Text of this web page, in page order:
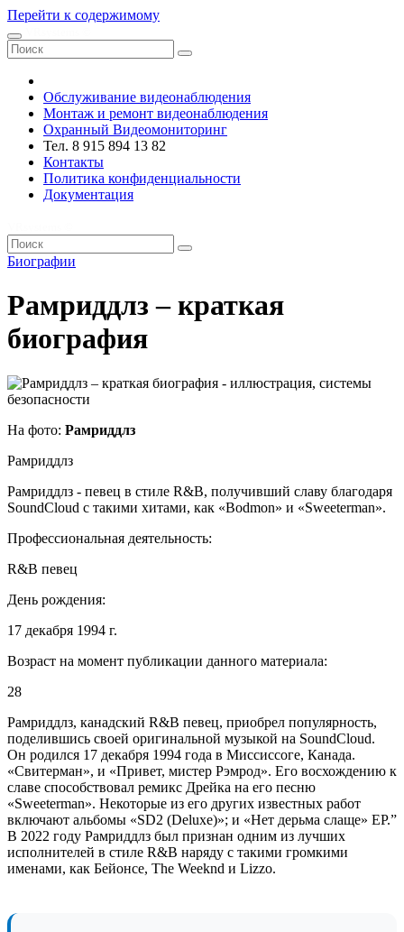
Перейти к содержимому
Обслуживание видеонаблюдения
Монтаж и ремонт видеонаблюдения
Охранный Видеомониторинг
Тел. 8 915 894 13 82
Контакты
Политика конфиденциальности
Документация
Биографии
Рамриддлз – краткая
биография
На фото: Рамриддлз
Рамриддлз
Рамриддлз - певец в стиле R&B, получивший славу благодаря
SoundCloud с такими хитами, как «Bodmon» и «Sweeterman».
Профессиональная деятельность:
R&B певец
День рождения:
17 декабря 1994 г.
Возраст на момент публикации данного материала:
28
Рамриддлз, канадский R&B певец, приобрел популярность,
поделившись своей оригинальной музыкой на SoundCloud.
Он родился 17 декабря 1994 года в Миссиссоге, Канада.
«Свитерман», и «Привет, мистер Рэмрод». Его восхождению к
славе способствовал ремикс Дрейка на его песню
«Sweeterman». Некоторые из его других известных работ
включают альбомы «SD2 (Deluxe)»; и «Нет дерьма слаще» EP.”
В 2022 году Рамриддлз был признан одним из лучших
исполнителей в стиле R&B наряду с такими громкими
именами, как Бейонсе, The Weeknd и Lizzo.